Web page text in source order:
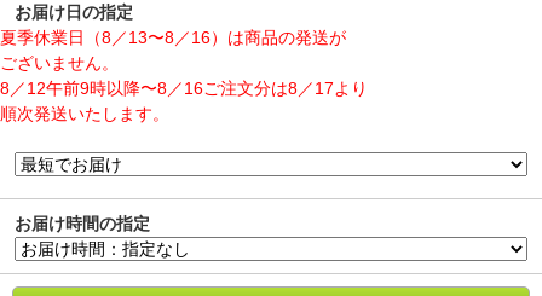
お届け日の指定
夏季休業日（8／13〜8／16）は商品の発送が
ございません。
8／12午前9時以降〜8／16ご注文分は8／17より
順次発送いたします。
お届け時間の指定